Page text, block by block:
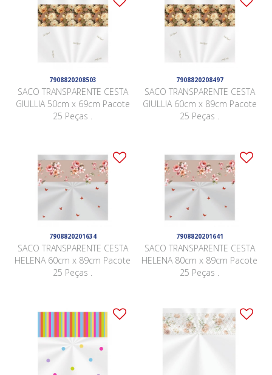
7908820208503
SACO TRANSPARENTE CESTA
GIULLIA 50cm x 69cm Pacote
25 Peças .
7908820208497
SACO TRANSPARENTE CESTA
GIULLIA 60cm x 89cm Pacote
25 Peças .
7908820201634
SACO TRANSPARENTE CESTA
HELENA 60cm x 89cm Pacote
25 Peças .
7908820201641
SACO TRANSPARENTE CESTA
HELENA 80cm x 89cm Pacote
25 Peças .